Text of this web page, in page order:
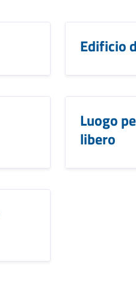
Edificio
Luogo
libero